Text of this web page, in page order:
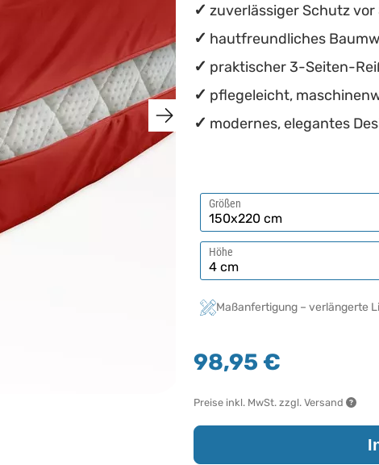
zuverlässiger Schutz
hautfreundliches
praktischer 3-Seiten-
pflegeleicht,
modernes, elegantes
Größen
Höhe
Maßanfertigung – verlängerte
98,95 €
Preise inkl. MwSt. zzgl. Versand